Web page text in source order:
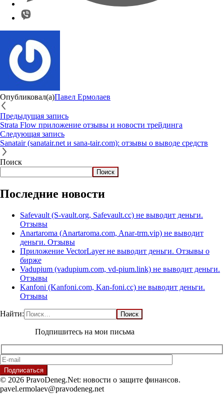
Опубликовал(а)Павел Ермолаев
Предыдущая запись
Strata Flow приложение отзывы и новости трейдинга
Следующая запись
Sanatair (sanatair.net и sana-tair.com): отзывы о выводе средств
Поиск
Поиск
Последние новости
Safevault (S-vault.org, Safevault.cc) не выводит деньги.
Отзывы
Anartaroma (Anartaroma.com, Anar-trm.vip) не выводит
деньги. Отзывы
Приложение VectorLayer не выводит деньги. Отзывы о
бирже
Vadupium (vadupium.com, vd-pium.link) не выводит деньги.
Отзывы
Kanfoni (Kanfoni.com, Kan-foni.cc) не выводит деньги.
Отзывы
Найти:
Подпишитесь на мои письма
© 2026 PravoDeneg.Net: новости о защите финансов.
pavel.ermolaev@pravodeneg.net